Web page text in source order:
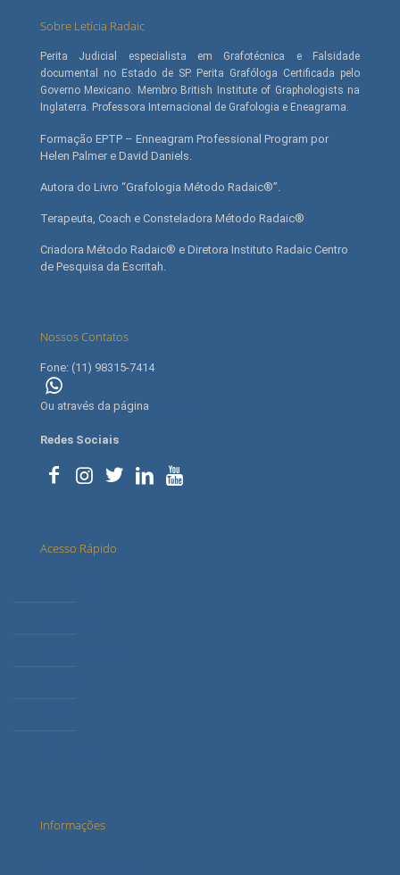
Sobre Letícia Radaic
Perita Judicial especialista em Grafotécnica e Falsidade
documental no Estado de SP. Perita Grafóloga Certificada pelo
Governo Mexicano. Membro British Institute of Graphologists na
Inglaterra. Professora Internacional de Grafologia e Eneagrama.
Formação EPTP – Enneagram Professional Program por
Helen Palmer e David Daniels.
Autora do Livro “Grafologia Método Radaic®”.
Terapeuta, Coach e Consteladora Método Radaic®
Criadora Método Radaic® e Diretora Instituto Radaic Centro
de Pesquisa da Escritah.
Nossos Contatos
Fone: (11) 98315-7414
Ou através da página
Redes Sociais
Acesso Rápido
Informações